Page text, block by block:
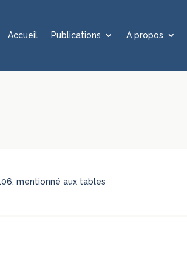
Accueil Publications A propos
mentionné aux tables